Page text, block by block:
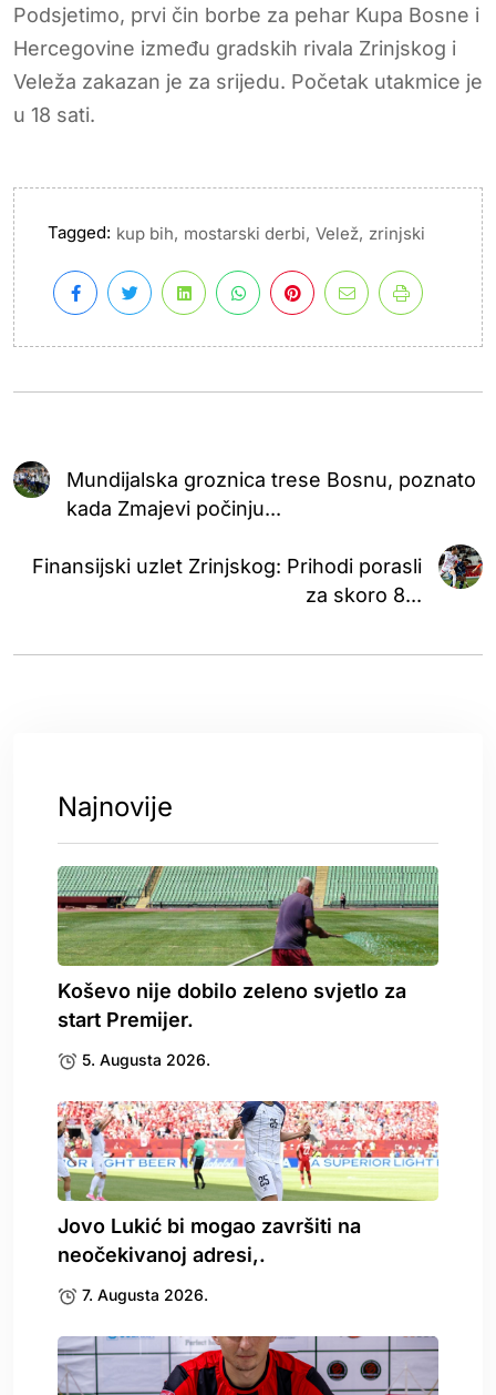
Podsjetimo, prvi čin borbe za pehar Kupa Bosne i
Hercegovine između gradskih rivala Zrinjskog i
Veleža zakazan je za srijedu. Početak utakmice je
u 18 sati.
Tagged: kup bih, mostarski derbi, Velež, zrinjski
Mundijalska groznica trese Bosnu, poznato
kada Zmajevi počinju...
Finansijski uzlet Zrinjskog: Prihodi porasli
za skoro 8...
Najnovije
Koševo nije dobilo zeleno svjetlo za
start Premijer.
5. Augusta 2026.
Jovo Lukić bi mogao završiti na
neočekivanoj adresi,.
7. Augusta 2026.